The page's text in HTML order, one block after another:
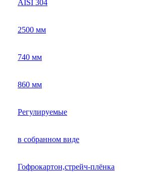
AISI 304
2500 мм
740 мм
860 мм
Регулируемые
в собранном виде
Гофрокартон,стрейч-плёнка